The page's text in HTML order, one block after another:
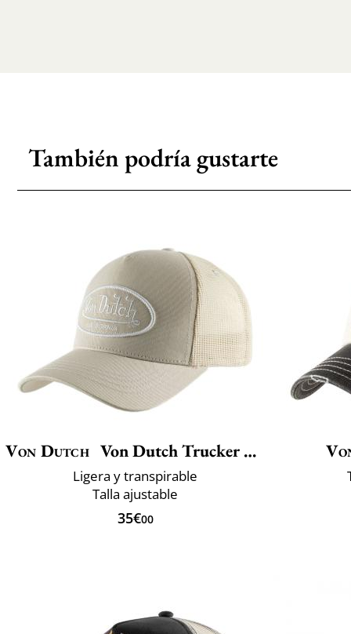
También podría gustarte
Von Dutch Von Dutch Trucker Boucle LOFB
Ligera y transpirable
Talla ajustable
35€00